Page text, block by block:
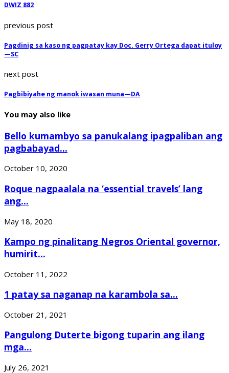
DWIZ 882
previous post
Pagdinig sa kaso ng pagpatay kay Doc. Gerry Ortega dapat ituloy
—SC
next post
Pagbibiyahe ng manok iwasan muna—DA
You may also like
Bello kumambyo sa panukalang ipagpaliban ang
pagbabayad...
October 10, 2020
Roque nagpaalala na ‘essential travels’ lang
ang...
May 18, 2020
Kampo ng pinalitang Negros Oriental governor,
humirit...
October 11, 2022
1 patay sa naganap na karambola sa...
October 21, 2021
Pangulong Duterte bigong tuparin ang ilang
mga...
July 26, 2021